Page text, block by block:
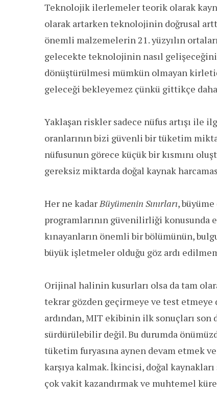
Teknolojik ilerlemeler teorik olarak
olarak artarken teknolojinin doğrusal
önemli malzemelerin 21. yüzyılın
gelecekte teknolojinin nasıl
dönüştürülmesi mümkün olmayan
geleceği bekleyemez çünkü gittikçe
Yaklaşan riskler sadece nüfus artışı ile
oranlarının bizi güvenli bir tüketim
nüfusunun görece küçük bir kısmını
gereksiz miktarda doğal kaynak
Her ne kadarBüyümenin Sınırları,
programlarının güvenilirliği konusunda
kınayanların önemli bir bölümünün,
büyük işletmeler olduğu göz ardı
Orijinal halinin kusurları olsa da tam
tekrar gözden geçirmeye ve test
ardından, MIT ekibinin ilk sonuçları
sürdürülebilir değil. Bu durumda
tüketim furyasına aynen devam etmek
karşıya kalmak. İkincisi, doğal
çok vakit kazandırmak ve muhtemel